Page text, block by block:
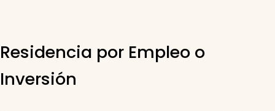
Residencia por Empleo o
Inversión